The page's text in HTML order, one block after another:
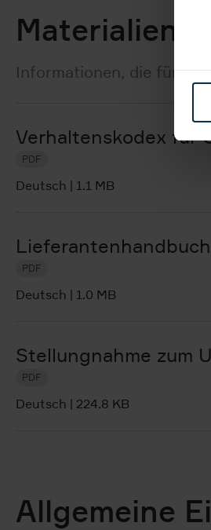
Materialien
Informationen, die für Sie
Verhaltenskodex für
PDF
Deutsch | 1.1 MB
Lieferantenhandbuch
PDF
Deutsch | 1.0 MB
Stellungnahme zum
PDF
Deutsch | 224.8 KB
Allgemeine